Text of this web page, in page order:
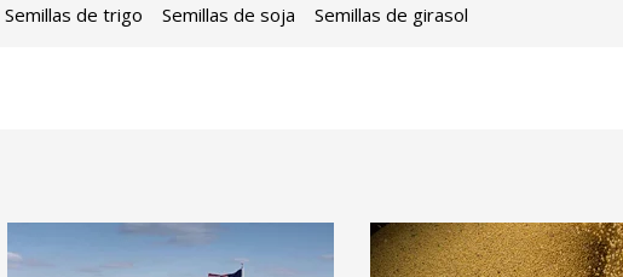
Semillas de trigo Semillas de soja Semillas de girasol